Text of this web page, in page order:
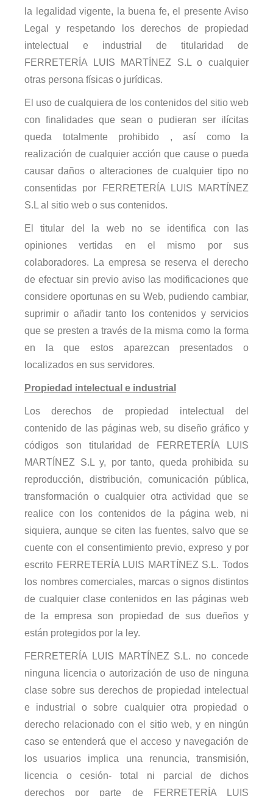
la legalidad vigente, la buena fe, el presente Aviso
Legal y respetando los derechos de propiedad
intelectual e industrial de titularidad de
FERRETERÍA LUIS MARTÍNEZ S.L o cualquier
otras persona físicas o jurídicas.
El uso de cualquiera de los contenidos del sitio web
con finalidades que sean o pudieran ser ilícitas
queda totalmente prohibido , así como la
realización de cualquier acción que cause o pueda
causar daños o alteraciones de cualquier tipo no
consentidas por FERRETERÍA LUIS MARTÍNEZ
S.L al sitio web o sus contenidos.
El titular del la web no se identifica con las
opiniones vertidas en el mismo por sus
colaboradores. La empresa se reserva el derecho
de efectuar sin previo aviso las modificaciones que
considere oportunas en su Web, pudiendo cambiar,
suprimir o añadir tanto los contenidos y servicios
que se presten a través de la misma como la forma
en la que estos aparezcan presentados o
localizados en sus servidores.
Propiedad intelectual e industrial
Los derechos de propiedad intelectual del
contenido de las páginas web, su diseño gráfico y
códigos son titularidad de FERRETERÍA LUIS
MARTÍNEZ S.L y, por tanto, queda prohibida su
reproducción, distribución, comunicación pública,
transformación o cualquier otra actividad que se
realice con los contenidos de la página web, ni
siquiera, aunque se citen las fuentes, salvo que se
cuente con el consentimiento previo, expreso y por
escrito FERRETERÍA LUIS MARTÍNEZ S.L. Todos
los nombres comerciales, marcas o signos distintos
de cualquier clase contenidos en las páginas web
de la empresa son propiedad de sus dueños y
están protegidos por la ley.
FERRETERÍA LUIS MARTÍNEZ S.L. no concede
ninguna licencia o autorización de uso de ninguna
clase sobre sus derechos de propiedad intelectual
e industrial o sobre cualquier otra propiedad o
derecho relacionado con el sitio web, y en ningún
caso se entenderá que el acceso y navegación de
los usuarios implica una renuncia, transmisión,
licencia o cesión- total ni parcial de dichos
derechos por parte de FERRETERÍA LUIS